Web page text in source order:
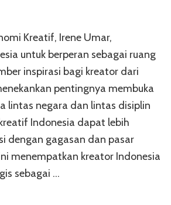
Kreatif, Irene Umar,
untuk berperan sebagai ruang
inspirasi bagi kreator dari
pentingnya membuka
lintas negara dan lintas disiplin
Indonesia dapat lebih
dengan gagasan dan pasar
menempatkan kreator Indonesia
sebagai …